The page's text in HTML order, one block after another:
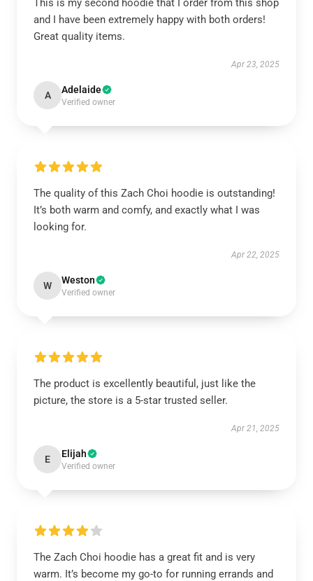
This is my second hoodie that I order from this shop
and I have been extremely happy with both orders!
Great quality items.
Apr 23, 2025
A Adelaide
Verified owner
The quality of this Zach Choi hoodie is outstanding!
It’s both warm and comfy, and exactly what I was
looking for.
Apr 22, 2025
W Weston
Verified owner
The product is excellently beautiful, just like the
picture, the store is a 5-star trusted seller.
Apr 21, 2025
E Elijah
Verified owner
The Zach Choi hoodie has a great fit and is very
warm. It’s become my go-to for running errands and